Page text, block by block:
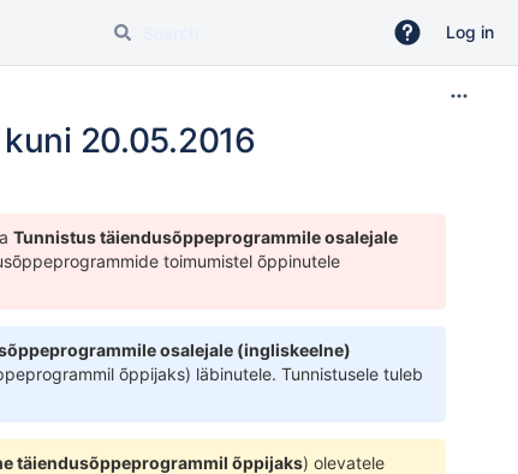
Log in
20.05.2016
Tunnistus täiendusõppeprogrammile osalejale
toimumistel õppinutele
osalejale (ingliskeelne)
õppijaks) läbinutele. Tunnistusele tuleb
täiendusõppeprogrammil õppijaks) olevatele